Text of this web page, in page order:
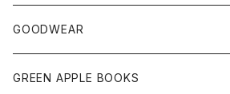
チーフ
シャツ
タンクトップ
ボトム
ショートパンツ
レディース
Tシャツ
グッズ
手袋
GOODWEAR
トップス
GREEN APPLE BOOKS